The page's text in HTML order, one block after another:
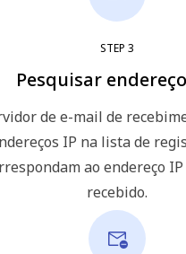
STEP 3
Pesquisar
de e-mail de
IP na lista de
ao endereço
recebido.